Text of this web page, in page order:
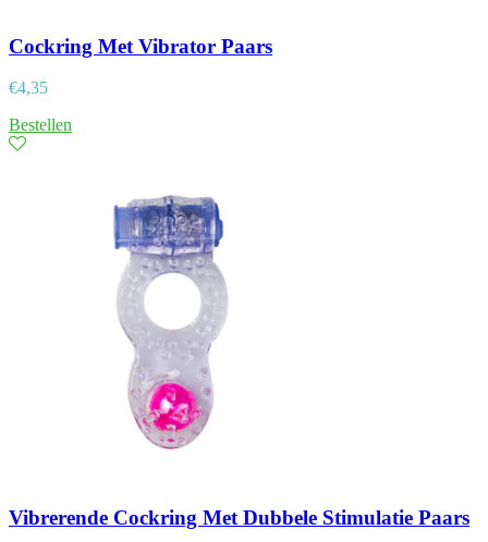
Cockring Met Vibrator Paars
€4,35
Bestellen
Vibrerende Cockring Met Dubbele Stimulatie Paars